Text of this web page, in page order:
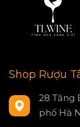
Shop Rượu
28 Tăng
phố Hà